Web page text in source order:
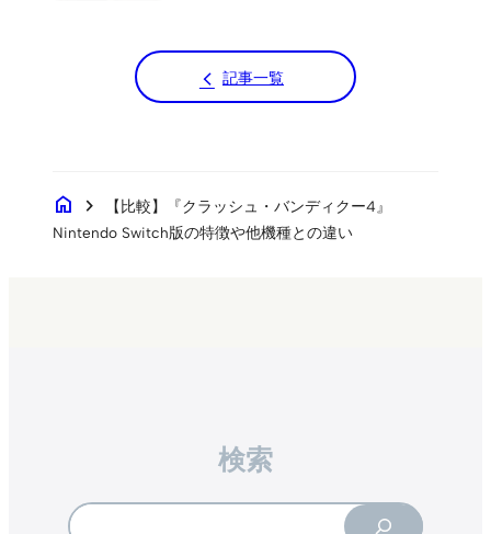
記事一覧
home chevron_right
【比較】『クラッシュ・バンディクー4』
Nintendo Switch版の特徴や他機種との違い
検索